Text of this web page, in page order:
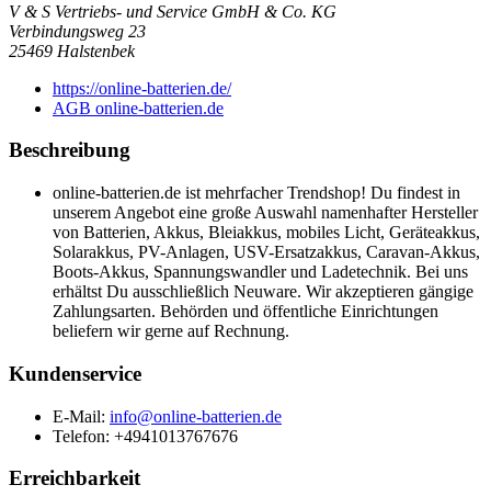
V & S Vertriebs- und Service GmbH & Co. KG
Verbindungsweg 23
25469 Halstenbek
https://online-batterien.de/
AGB online-batterien.de
Beschreibung
online-batterien.de ist mehrfacher Trendshop! Du findest in
unserem Angebot eine große Auswahl namenhafter Hersteller
von Batterien, Akkus, Bleiakkus, mobiles Licht, Geräteakkus,
Solarakkus, PV-Anlagen, USV-Ersatzakkus, Caravan-Akkus,
Boots-Akkus, Spannungswandler und Ladetechnik. Bei uns
erhältst Du ausschließlich Neuware. Wir akzeptieren gängige
Zahlungsarten. Behörden und öffentliche Einrichtungen
beliefern wir gerne auf Rechnung.
Kundenservice
E-Mail: info@online-batterien.de
Telefon: +4941013767676
Erreichbarkeit